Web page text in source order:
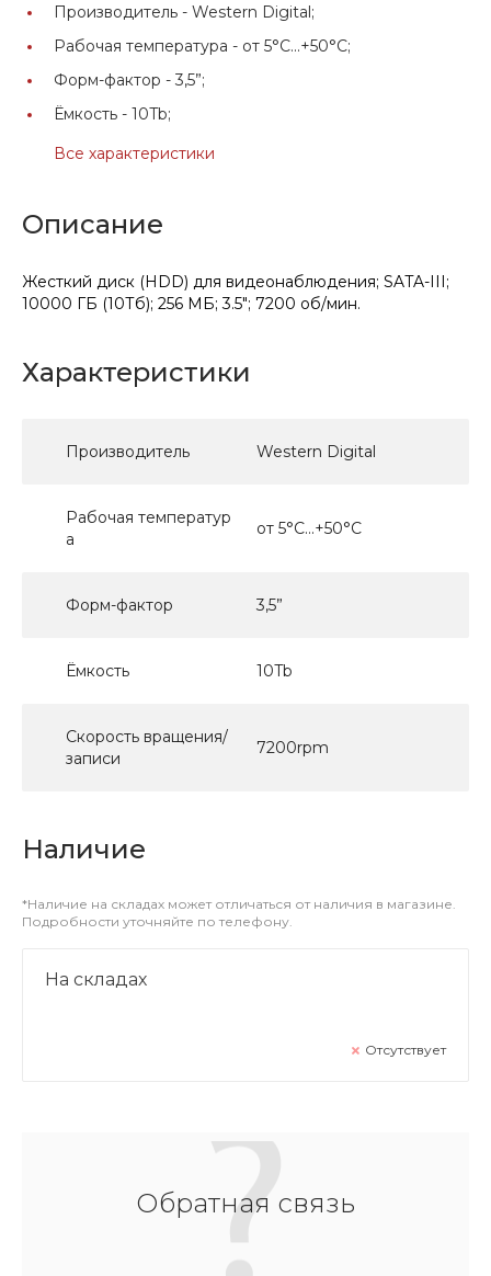
Производитель - Western Digital;
Рабочая температура - от 5°C...+50°C;
Форм-фактор - 3,5”;
Ёмкость - 10Tb;
Все характеристики
Описание
Жесткий диск (HDD) для видеонаблюдения; SATA-III;
10000 ГБ (10Тб); 256 МБ; 3.5"; 7200 об/мин.
Характеристики
Производитель Western Digital
Рабочая температур
а
от 5°C...+50°C
Форм-фактор 3,5”
Ёмкость 10Tb
Скорость вращения/
записи
7200rpm
Наличие
*Наличие на складах может отличаться от наличия в магазине.
Подробности уточняйте по телефону.
На складах
Отсутствует
Обратная связь